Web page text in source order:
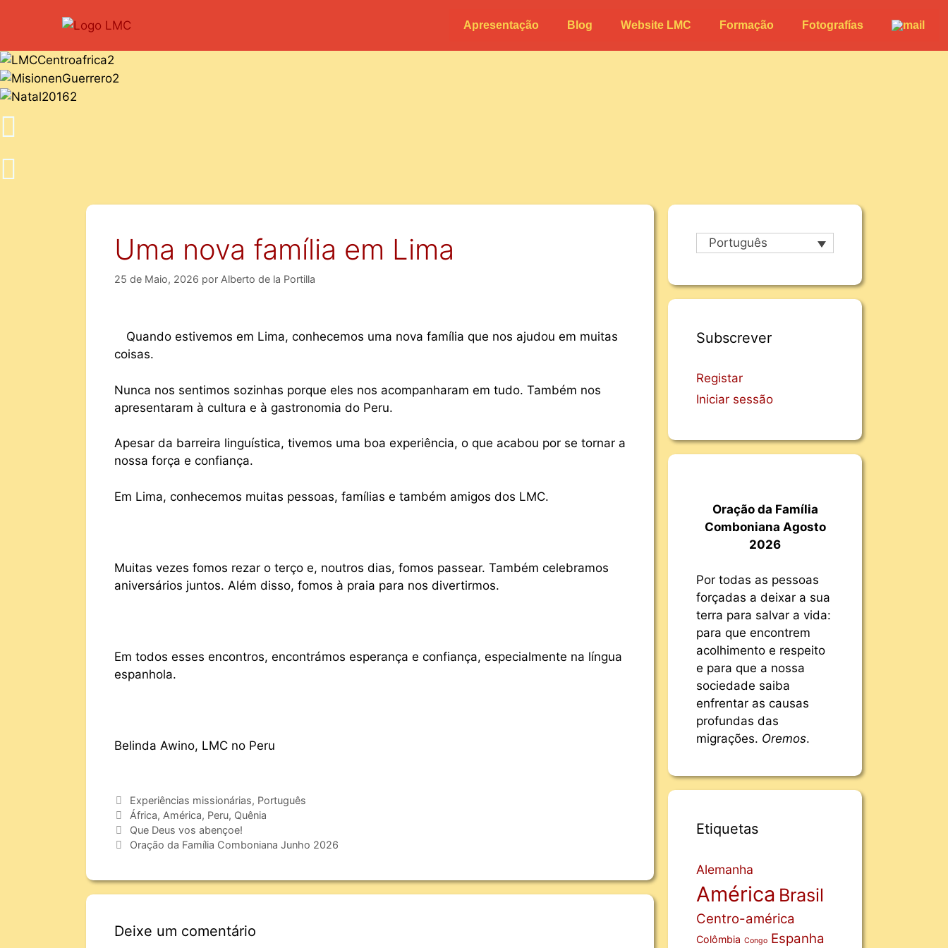
Apresentação Blog Website LMC Formação Fotografías
Uma nova família em Lima
25 de Maio, 2026 por Alberto de la Portilla
Quando estivemos em Lima, conhecemos uma nova família que nos ajudou em muitas
coisas.
Nunca nos sentimos sozinhas porque eles nos acompanharam em tudo. Também nos
apresentaram à cultura e à gastronomia do Peru.
Apesar da barreira linguística, tivemos uma boa experiência, o que acabou por se tornar a
nossa força e confiança.
Em Lima, conhecemos muitas pessoas, famílias e também amigos dos LMC.
Muitas vezes fomos rezar o terço e, noutros dias, fomos passear. Também celebramos
aniversários juntos. Além disso, fomos à praia para nos divertirmos.
Em todos esses encontros, encontrámos esperança e confiança, especialmente na língua
espanhola.
Belinda Awino, LMC no Peru
Experiências missionárias, Português
África, América, Peru, Quênia
Que Deus vos abençoe!
Oração da Família Comboniana Junho 2026
Deixe um comentário
Português
Subscrever
Registar
Iniciar sessão
Oração da Família
Comboniana Agosto
2026
Por todas as pessoas
forçadas a deixar a sua
terra para salvar a vida:
para que encontrem
acolhimento e respeito
e para que a nossa
sociedade saiba
enfrentar as causas
profundas das
migrações. Oremos.
Etiquetas
Alemanha
América Brasil
Centro-américa
Colômbia Congo Espanha